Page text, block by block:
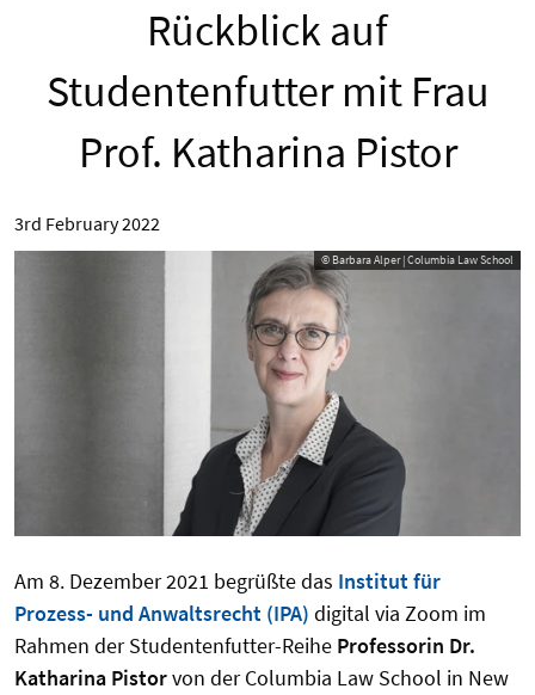
Rückblick auf
Studentenfutter mit Frau
Prof. Katharina Pistor
3rd February 2022
© Barbara Alper | Columbia Law School
Am 8. Dezember 2021 begrüßte das Institut für
Prozess- und Anwaltsrecht (IPA) digital via Zoom im
Rahmen der Studentenfutter-Reihe Professorin Dr.
Katharina Pistorvon der Columbia Law School in New